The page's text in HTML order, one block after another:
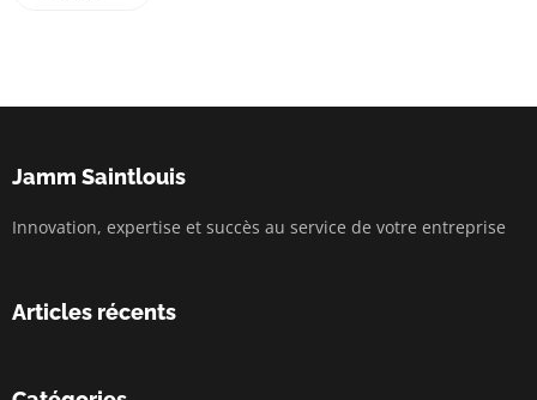
Jamm Saintlouis
Innovation, expertise et succès au service de votre entreprise
Articles récents